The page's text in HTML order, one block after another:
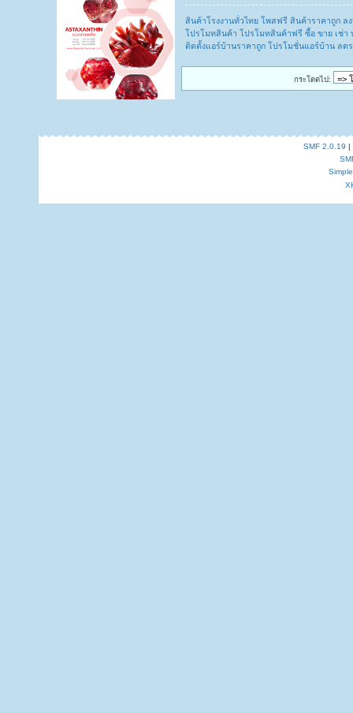
สินค้าโรงงานทั่วไทย โพสฟรี สินค้าราคาถูก ล
โปรโมทสินค้า โปรโมทสินค้าฟรี ซื้อ ขาย เช่า
ติดตั้งแอร์บ้านราคาถูก โปรโมชั่นแอร์บ้าน ลด
กระโดดไป:
SMF 2.0.19 |